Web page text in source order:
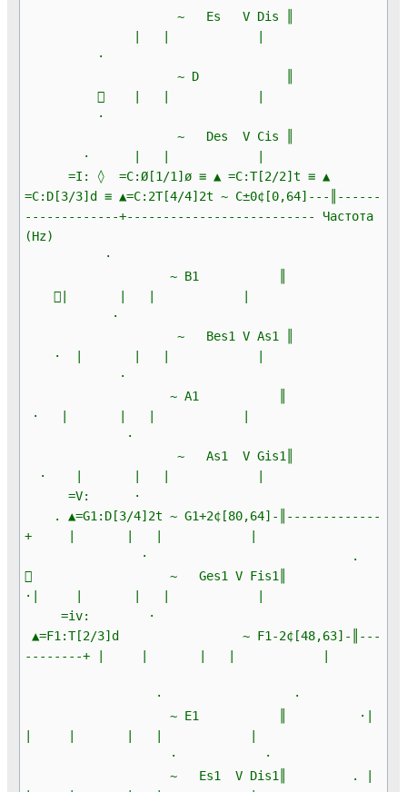
~ Es V Dis ║
·
~ D ║
 | | |
·
~ Des V Cis ║
· | | |
=I: ◊ =C:Ø[1/1]ø ≡ ▲ =C:T[2/2]t ≡ ▲
=C:D[3/3]d ≡ ▲=C:2T[4/4]2t ~ C±0¢[0,64]---║------
-------------+-------------------------- Частота
(Hz)
·
~ B1 ║
| | | |
·
~ Bes1 V As1 ║
· | | | |
·
~ A1 ║
· | | | |
·
~ As1 V Gis1║
· | | | |
=V: ·
. ▲=G1:D[3/4]2t ~ G1+2¢[80,64]-║-------------
+ | | | |
· .
 ~ Ges1 V Fis1║
·| | | | |
=iv: ·
▲=F1:T[2/3]d ~ F1-2¢[48,63]-║---
--------+ | | | | |
· ·
~ E1 ║ ·|
· ·
~ Es1 V Dis1║ . |